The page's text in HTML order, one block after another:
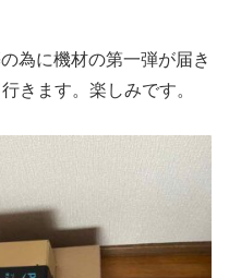
為に機材の第一弾が届き
きます。楽しみです。